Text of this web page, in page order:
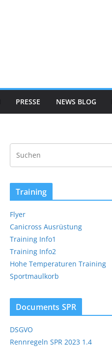
PRESSE NEWS BLOG
Training
Flyer
Canicross Ausrüstung
Training Info1
Training Info2
Hohe Temperaturen Training
Sportmaulkorb
Documents SPR
DSGVO
Rennregeln SPR 2023 1.4